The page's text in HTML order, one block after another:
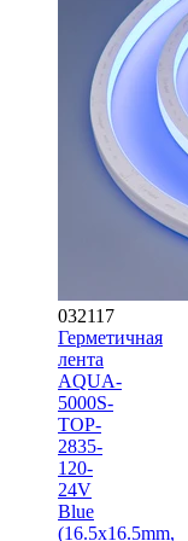
032117
Герметичная
лента
AQUA-
5000S-
TOP-
2835-
120-
24V
Blue
(16.5х16.5mm,